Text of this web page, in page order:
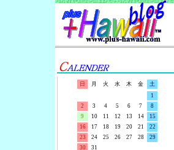
日 月 火 水 木 金
土
1
2
3 4 5 6 7
8
9
10 11 12 13 14
15
16
17 18 19 20 21
22
23
24 25 26 27 28
29
30
31